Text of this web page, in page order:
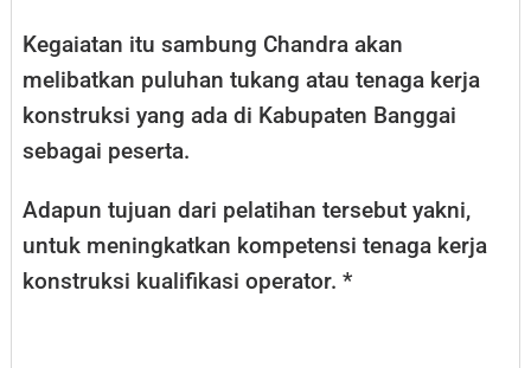
Kegaiatan itu sambung Chandra akan
melibatkan puluhan tukang atau tenaga kerja
konstruksi yang ada di Kabupaten Banggai
sebagai peserta.
Adapun tujuan dari pelatihan tersebut yakni,
untuk meningkatkan kompetensi tenaga kerja
konstruksi kualifikasi operator. *